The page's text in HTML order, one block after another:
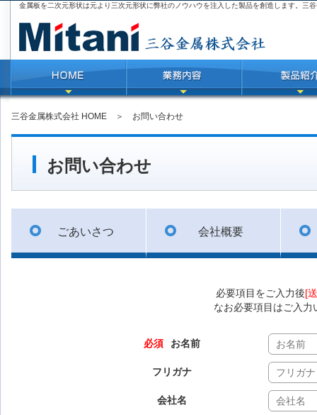
金属板を二次元形状は元より三次元形状に弊社のノウハウを注入した製品を創造します。三
三谷金属株式会社 HOME ＞ お問い合わせ
お問い合わせ
ごあいさつ 会社概要
必要項目をご入力後 [
なお必要項目はご入
必須 お名前
フリガナ
会社名